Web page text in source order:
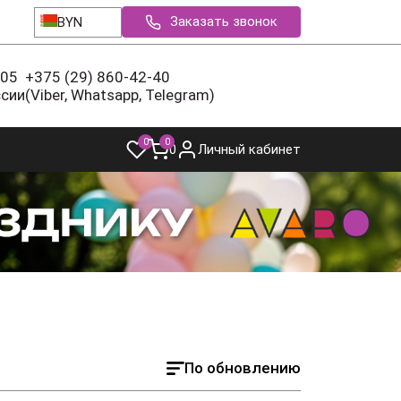
BYN Заказать звонок
+375 (29) 860-42-40
(Viber, Whatsapp, Telegram)
0 00 Личный кабинет
По обновлению